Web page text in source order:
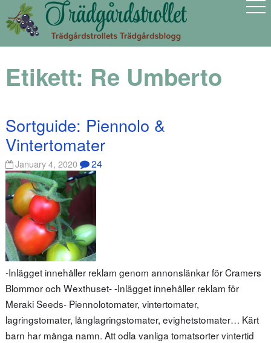
Etikett: Re Umberto
Sortguide: Piennolo &
Vintertomater
January 4, 2020 24
-Inlägget innehåller reklam genom annonslänkar för Cramers
Blommor och Wexthuset- -Inlägget innehåller reklam för
Meraki Seeds- Piennolotomater, vintertomater,
lagringstomater, långlagringstomater, evighetstomater… Kärt
barn har många namn. Att odla vanliga tomatsorter vintertid